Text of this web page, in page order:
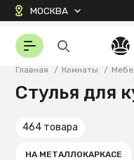
МОСКВА
Главная / Комнаты /
Стулья для
464 товара
НА МЕТАЛЛОКАРКАСЕ